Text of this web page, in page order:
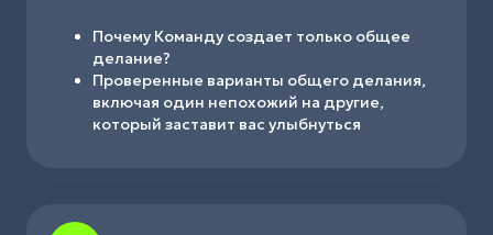
Почему Команду создает только общее
делание?
Проверенные варианты общего делания,
включая один непохожий на другие,
который заставит вас улыбнуться